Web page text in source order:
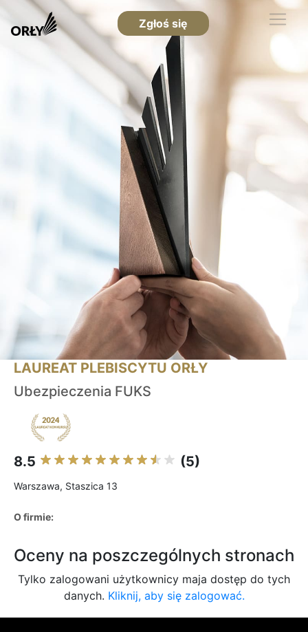
Zgłoś się
LAUREAT PLEBISCYTU ORŁY
Ubezpieczenia FUKS
8.5 (5)
Warszawa, Staszica 13
O firmie:
Oceny na poszczególnych stronach
Tylko zalogowani użytkownicy maja dostęp do tych
danych. Kliknij, aby się zalogować.